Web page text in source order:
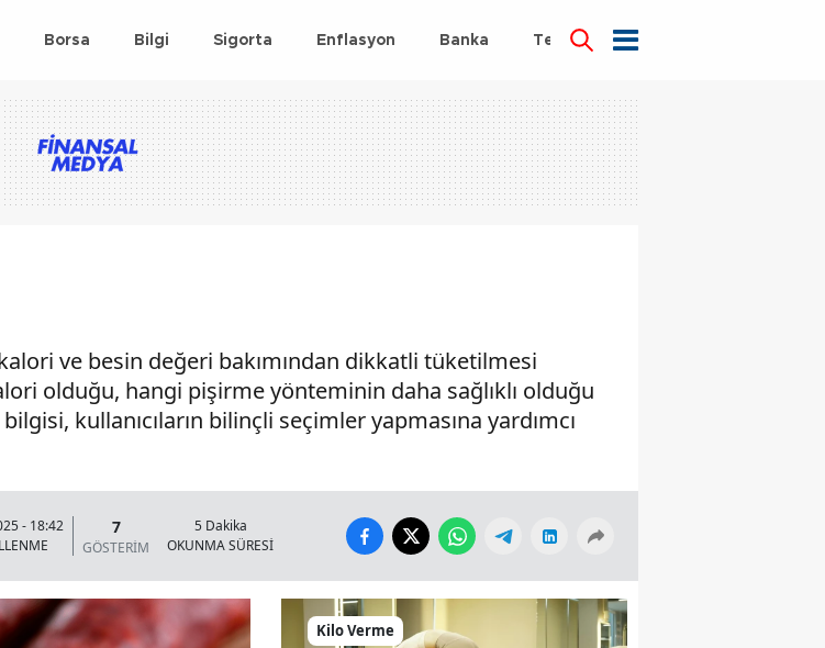
Borsa Bilgi Sigorta Enflasyon Banka Teknoloji
ve besin değeri bakımından dikkatli tüketilmesi
olduğu, hangi pişirme yönteminin daha sağlıklı olduğu
kullanıcıların bilinçli seçimler yapmasına yardımcı
- 18:42
7
GÖSTERİM
5 Dakika
OKUNMA SÜRESİ
Kilo Verme